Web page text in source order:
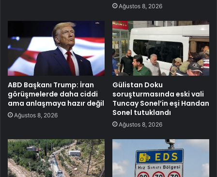
Ağustos 8, 2026
ABD Başkanı Trump: İran
görüşmelerde daha ciddi
ama anlaşmaya hazır değil
Ağustos 8, 2026
Gülistan Doku
soruşturmasında eski vali
Tuncay Sonel’in eşi Handan
Sonel tutuklandı
Ağustos 8, 2026